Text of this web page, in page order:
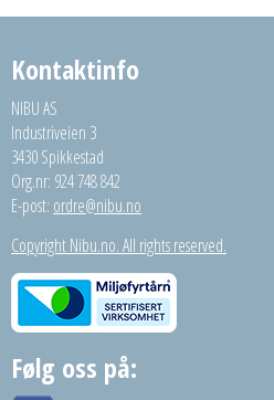
Kontaktinfo
NIBU AS
Industriveien 3
3430 Spikkestad
Org.nr: 924 748 842
E-post: ordre@nibu.no
Copyright Nibu.no. All rights reserved.
Følg oss på: